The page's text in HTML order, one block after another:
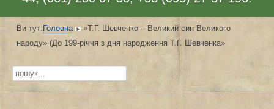
Ви тут:Головна
«Т.Г. Шевченко – Великий син Великого
народу» (До 199-річчя з дня народження Т.Г. Шевченка»
Пошук...